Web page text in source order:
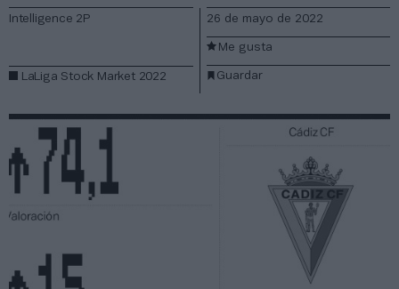
Intelligence 2P
LaLiga Stock Market 2022
26 de mayo de 2022
Guardar
Me gusta